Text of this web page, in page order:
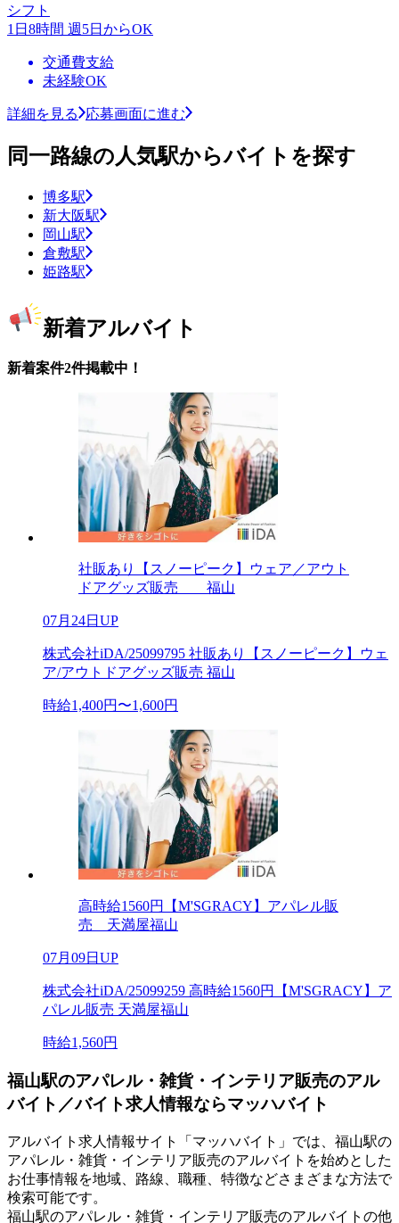
シフト
1日8時間 週5日からOK
交通費支給
未経験OK
詳細を見る 応募画面に進む
同一路線の人気駅からバイトを探す
博多駅
新大阪駅
岡山駅
倉敷駅
姫路駅
新着アルバイト
新着案件2件掲載中！
社販あり【スノーピーク】ウェア／アウト
ドアグッズ販売 福山
07月24日UP
株式会社iDA/25099795 社販あり【スノーピーク】ウェ
ア/アウトドアグッズ販売 福山
時給1,400円〜1,600円
高時給1560円【M'SGRACY】アパレル販
売 天満屋福山
07月09日UP
株式会社iDA/25099259 高時給1560円【M'SGRACY】ア
パレル販売 天満屋福山
時給1,560円
福山駅のアパレル・雑貨・インテリア販売のアル
バイト／バイト求人情報ならマッハバイト
アルバイト求人情報サイト「マッハバイト」では、福山駅の
アパレル・雑貨・インテリア販売のアルバイトを始めとした
お仕事情報を地域、路線、職種、特徴などさまざまな方法で
検索可能です。
福山駅のアパレル・雑貨・インテリア販売のアルバイトの他